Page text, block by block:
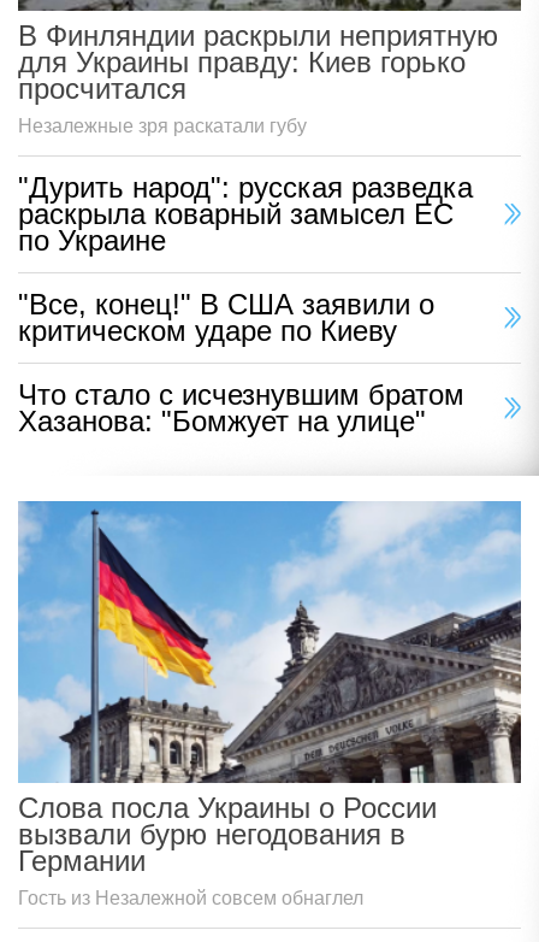
В Финляндии раскрыли неприятную
для Украины правду: Киев горько
просчитался
Незалежные зря раскатали губу
"Дурить народ": русская разведка
раскрыла коварный замысел ЕС
по Украине
"Все, конец!" В США заявили о
критическом ударе по Киеву
Что стало с исчезнувшим братом
Хазанова: "Бомжует на улице"
Слова посла Украины о России
вызвали бурю негодования в
Германии
Гость из Незалежной совсем обнаглел